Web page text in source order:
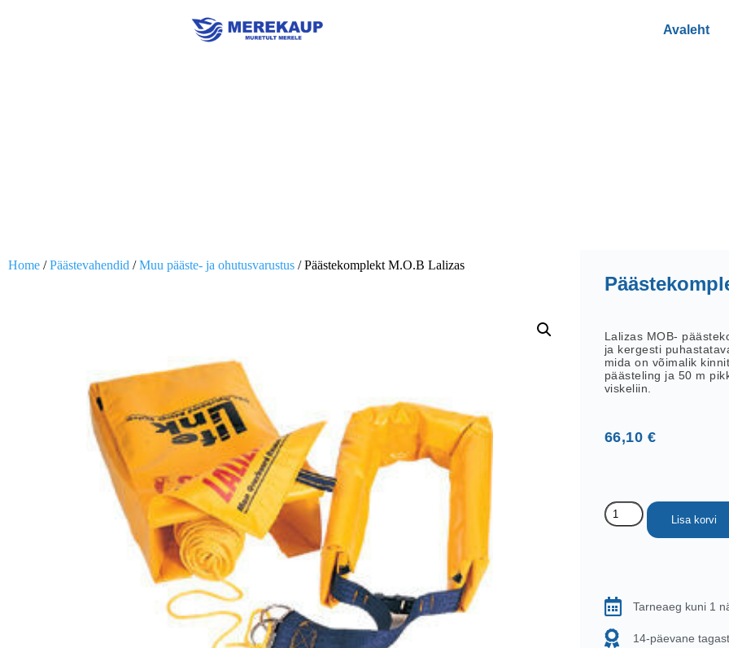
Avaleht
Home /Päästevahendid /Muu pääste- ja ohutusvarustus / Päästekomplekt M.O.B Lalizas
Lalizas MOB-
ja kergesti
mida on võimalik
päästeling ja 50 m
viskeliin.
66,10 €
Lisa korvi
Tarneaeg kuni 1
14-päevane